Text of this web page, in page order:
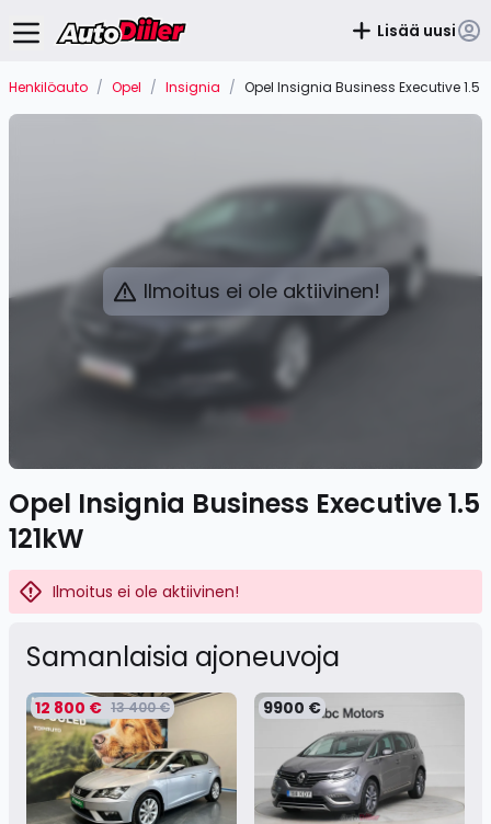
Lisää uusi
Henkilöauto / Opel / Insignia / Opel Insignia Business Executive 1.5
Ilmoitus ei ole aktiivinen!
Opel Insignia Business Executive 1.5
121kW
Ilmoitus ei ole aktiivinen!
Samanlaisia ​​ajoneuvoja
12 800 € 13 400 € 9900 €